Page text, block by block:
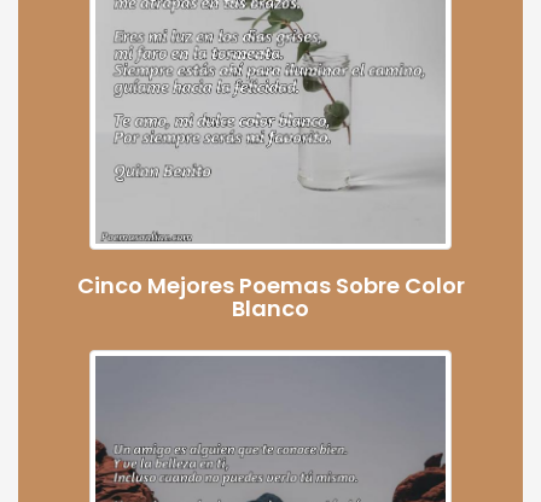
Cinco Mejores Poemas Sobre Color
Blanco